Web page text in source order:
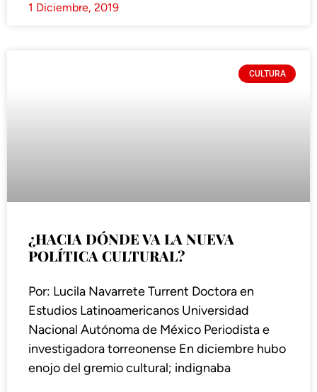
1 Diciembre, 2019
CULTURA
¿HACIA DÓNDE VA LA NUEVA
POLÍTICA CULTURAL?
Por: Lucila Navarrete Turrent Doctora en
Estudios Latinoamericanos Universidad
Nacional Autónoma de México Periodista e
investigadora torreonense En diciembre hubo
enojo del gremio cultural; indignaba